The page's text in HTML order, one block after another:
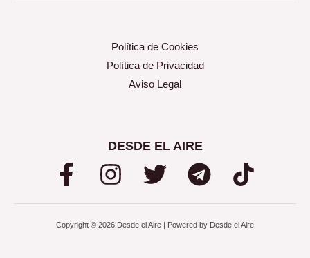
Política de Cookies
Política de Privacidad
Aviso Legal
DESDE EL AIRE
Copyright © 2026 Desde el Aire | Powered by Desde el Aire